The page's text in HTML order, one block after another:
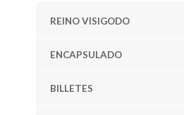
REINO VISIGODO
ENCAPSULADO
BILLETES